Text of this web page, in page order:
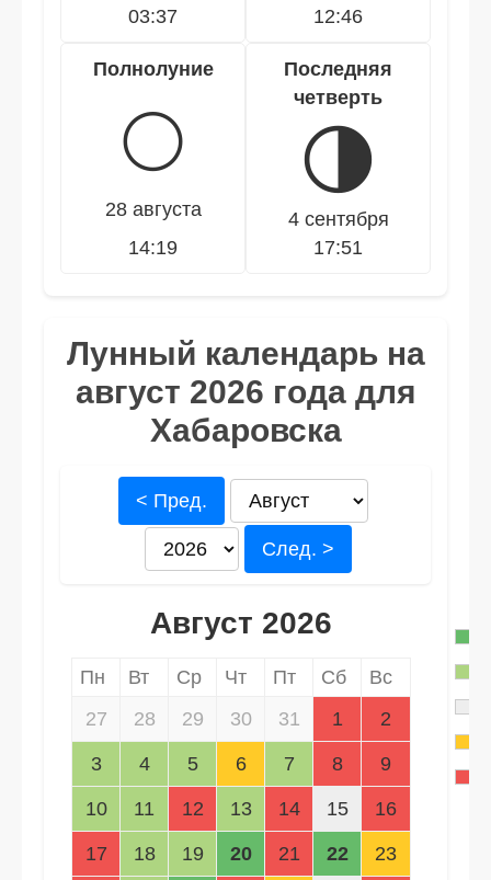
03:37
12:46
Полнолуние
🌕
28 августа
14:19
Последняя
четверть
🌗
4 сентября
17:51
Лунный календарь на
август 2026 года для
Хабаровска
< Пред.
След. >
Август 2026
Пн Вт Ср Чт Пт Сб
Вс
27
28 29 30 31 1 2
3 4 5 6 7 8 9
10 11 12 13 14 15 16
17 18 19 20 21 22 23